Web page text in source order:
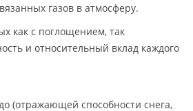
газов в атмосферу.
как с поглощением, так
и относительный вклад каждого
(отражающей способности снега,